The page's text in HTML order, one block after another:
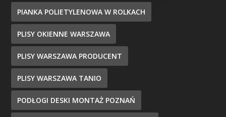
PIANKA POLIETYLENOWA W ROLKACH
PLISY OKIENNE WARSZAWA
PLISY WARSZAWA PRODUCENT
PLISY WARSZAWA TANIO
PODŁOGI DESKI MONTAŻ POZNAŃ